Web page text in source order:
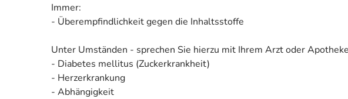
Immer:
- Überempfindlichkeit gegen die Inhaltsstoffe
Unter Umständen - sprechen Sie hierzu mit Ihrem Arzt oder
- Diabetes mellitus (Zuckerkrankheit)
- Herzerkrankung
- Abhängigkeit